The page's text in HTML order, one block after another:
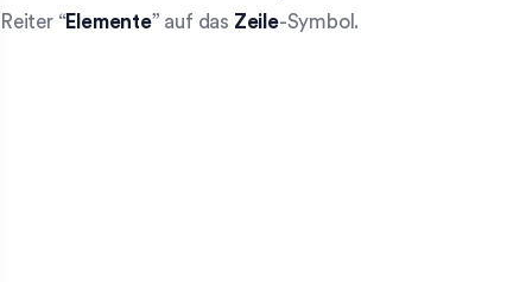
Reiter “Elemente” auf das Zeile-Symbol.